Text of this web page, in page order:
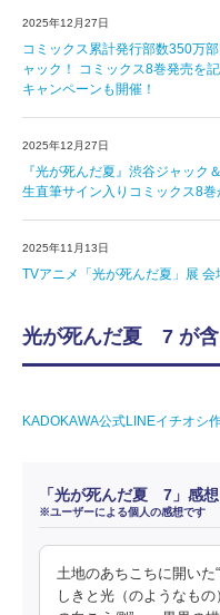
2025年12月27日
コミックス累計発行部数350万
ャック！ コミックス8巻発売を
キャンペーンも開催！
2025年12月27日
『光が死んだ夏』渋谷ジャッ
生直筆サイン入りコミックス8
2025年11月13日
TVアニメ「光が死んだ夏」展
光が死んだ夏 7 が含
KADOKAWA公式LINEイチオシ
「光が死んだ夏 7」感
※ユーザーによる個人の感想です
土地のあちこちに開いた
しきと光（のようなも